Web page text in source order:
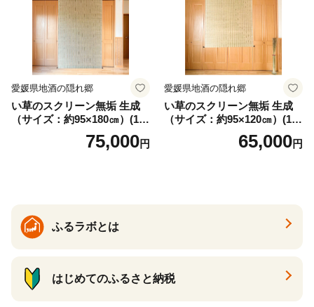
愛媛県地酒の隠れ郷
い草のスクリーン無垢 生成
（サイズ：約95×180㎝）(14
75,000円
愛媛県地酒の隠れ郷
い草のスクリーン無垢 生成
（サイズ：約95×120㎝）(14
65,000円
ふるラボとは
はじめてのふるさと納税